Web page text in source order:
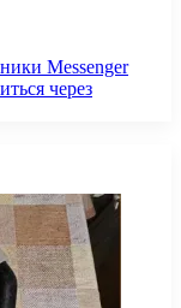
Messenger
через